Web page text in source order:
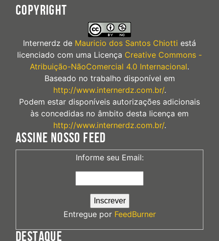
COPYRIGHT
Internerdz de Mauricio dos Santos Chiotti está
licenciado com uma Licença Creative Commons -
Atribuição-NãoComercial 4.0 Internacional.
Baseado no trabalho disponível em
http://www.internerdz.com.br/.
Podem estar disponíveis autorizações adicionais
às concedidas no âmbito desta licença em
http://www.internerdz.com.br/.
ASSINE NOSSO FEED
Informe seu Email:
Entregue por FeedBurner
DESTAQUE